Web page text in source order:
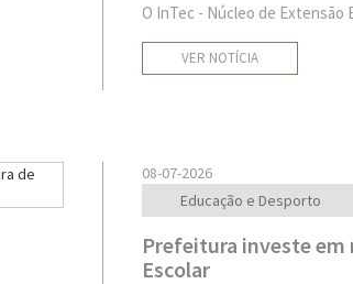
O InTec - Núcleo de Extensão
VER NOTÍCIA
08-07-2026
Educação e Desporto
Prefeitura investe em
Escolar